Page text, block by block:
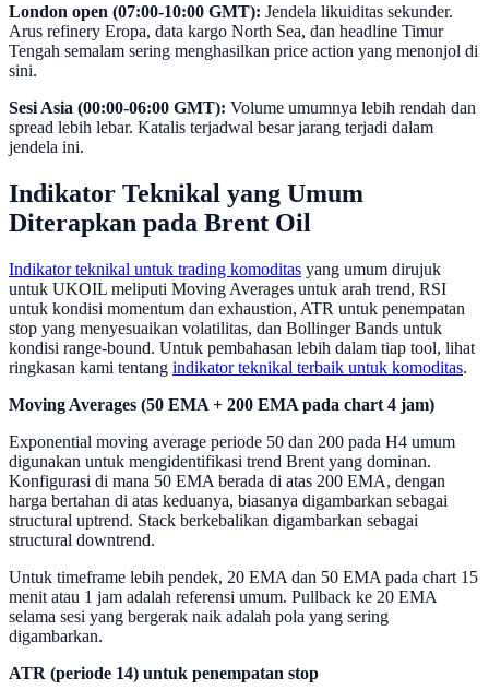
London open (07:00-10:00 GMT): Jendela likuiditas sekunder.
Arus refinery Eropa, data kargo North Sea, dan headline Timur
Tengah semalam sering menghasilkan price action yang menonjol di
sini.
Sesi Asia (00:00-06:00 GMT): Volume umumnya lebih rendah dan
spread lebih lebar. Katalis terjadwal besar jarang terjadi dalam
jendela ini.
Indikator Teknikal yang Umum
Diterapkan pada Brent Oil
Indikator teknikal untuk trading komoditas yang umum dirujuk
untuk UKOIL meliputi Moving Averages untuk arah trend, RSI
untuk kondisi momentum dan exhaustion, ATR untuk penempatan
stop yang menyesuaikan volatilitas, dan Bollinger Bands untuk
kondisi range-bound. Untuk pembahasan lebih dalam tiap tool, lihat
ringkasan kami tentang indikator teknikal terbaik untuk komoditas.
Moving Averages (50 EMA + 200 EMA pada chart 4 jam)
Exponential moving average periode 50 dan 200 pada H4 umum
digunakan untuk mengidentifikasi trend Brent yang dominan.
Konfigurasi di mana 50 EMA berada di atas 200 EMA, dengan
harga bertahan di atas keduanya, biasanya digambarkan sebagai
structural uptrend. Stack berkebalikan digambarkan sebagai
structural downtrend.
Untuk timeframe lebih pendek, 20 EMA dan 50 EMA pada chart 15
menit atau 1 jam adalah referensi umum. Pullback ke 20 EMA
selama sesi yang bergerak naik adalah pola yang sering
digambarkan.
ATR (periode 14) untuk penempatan stop